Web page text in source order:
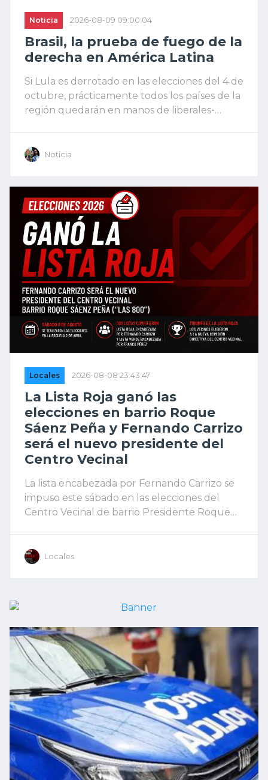
Noticia 2026-08-09 09:00:04
Brasil, la prueba de fuego de la
derecha en América Latina
Si Lula es derrotado en las elecciones del 4 de
octubre, prácticamente todos los países de la
región quedarán en manos de liberales-
Noticia
Locales 2026-08-08 23:43:47
La Lista Roja ganó las
elecciones en barrio Roque
Sáenz Peña y Fernando Carrizo
será el nuevo presidente del
Centro Vecinal
La lista encabezada por Fernando Carrizo se
impuso este sábado en las elecciones del
Centro Vecinal de barrio Presidente Roque
urnas para elegir entre dos propuestas que
Locales